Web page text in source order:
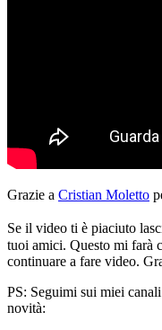
Grazie a Cristian Moletto
Se il video ti è piaciuto
tuoi amici. Questo mi farà
continuare a fare video.
PS: Seguimi sui miei
novità: